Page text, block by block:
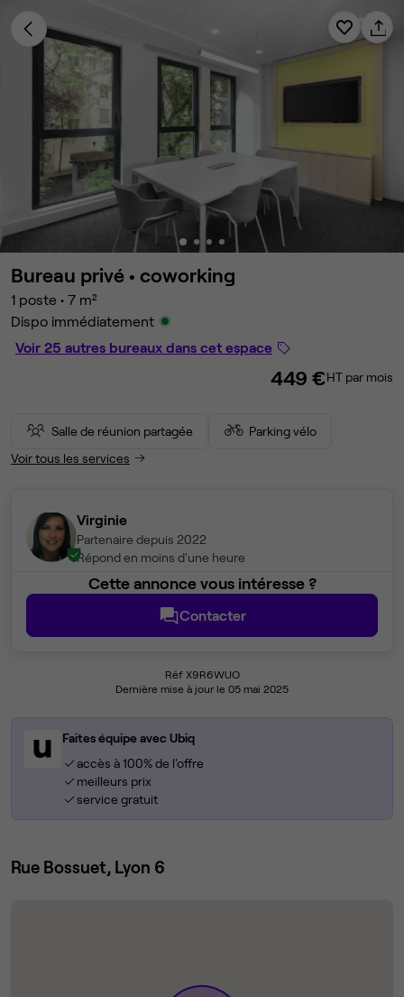
Bureau privé • coworking
1 poste • 7 m²
Dispo immédiatement
Voir 25 autres bureaux dans cet espace
449 €HT par mois
Salle de réunion partagée
Parking vélo
Voir tous les services
Virginie
Partenaire depuis 2022
Répond en moins d'une heure
Cette annonce vous intéresse ?
Contacter
Réf X9R6WUO
Dernière mise à jour le 05 mai 2025
Faites équipe avec Ubiq
accès à 100% de l'offre
meilleurs prix
service gratuit
Rue Bossuet, Lyon 6